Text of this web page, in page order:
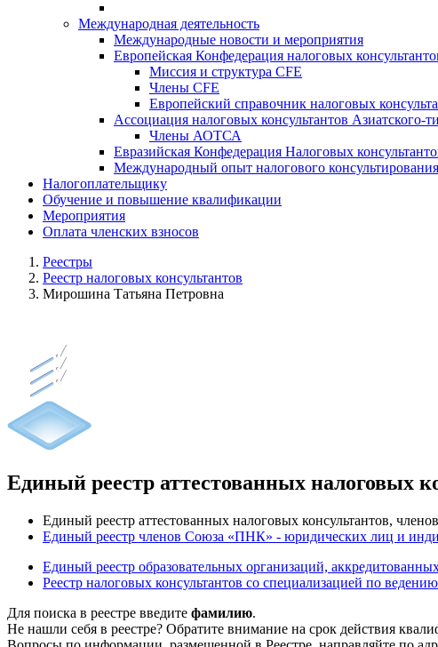
Международная деятельность
Международные новости и мероприятия
Европейская Конфедерация налоговых
Миссия и структура CFE
Члены CFE
Европейский справочник налоговых
Ассоциация налоговых консультантов
Члены АОТСА
Евразийская Конфедерация Налоговых
Международный опыт налогового консультирования
Налогоплательщику
Обучение и повышение квалификации
Мероприятия
Оплата членских взносов
Реестры
Реестр налоговых консультантов
Мирошина Татьяна Петровна
Единый реестр аттестованных налоговых
Единый реестр аттестованных налоговых консультантов,
Единый реестр членов Союза «ПНК» - юридических лиц и
Единый реестр образовательных организаций,
Реестр налоговых консультантов со специализацией по
Для поиска в реестре введите фамилию.
Не нашли себя в реестре? Обратите внимание на срок действия